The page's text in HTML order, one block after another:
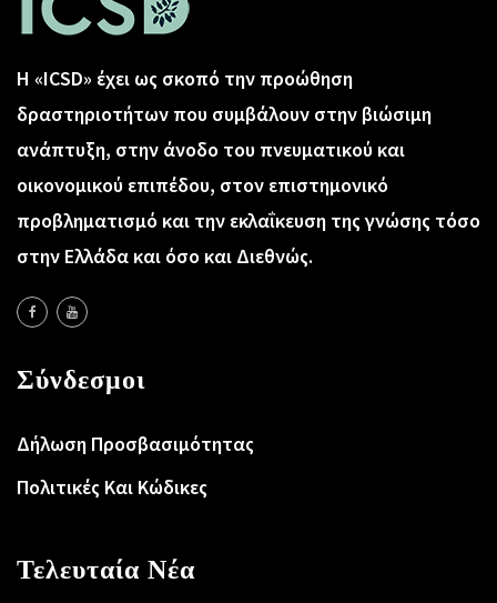
Η «ICSD» έχει ως σκοπό την προώθηση
δραστηριοτήτων που συμβάλουν στην βιώσιμη
ανάπτυξη, στην άνοδο του πνευματικού και
οικονομικού επιπέδου, στον επιστημονικό
προβληματισμό και την εκλαΐκευση της γνώσης τόσο
στην Ελλάδα και όσο και Διεθνώς.
Σύνδεσμοι
Δήλωση Προσβασιμότητας
Πολιτικές Και Κώδικες
Τελευταία Νέα